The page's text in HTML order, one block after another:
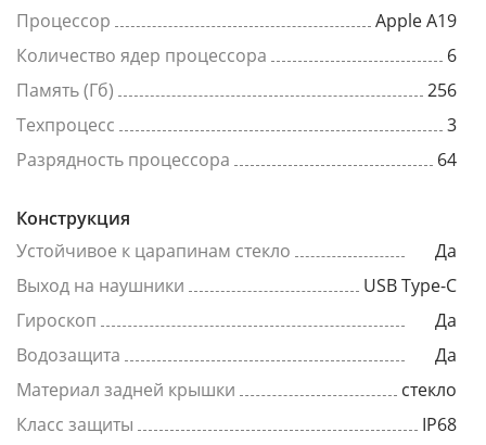
Процессор
Apple A19
Количество ядер процессора
6
Память (Гб)
256
Техпроцесс
3
Разрядность процессора
64
Конструкция
Устойчивое к царапинам стекло
Да
Выход на наушники
USB Type-C
Гироскоп
Да
Водозащита
Да
Материал задней крышки
стекло
Класс защиты
IP68